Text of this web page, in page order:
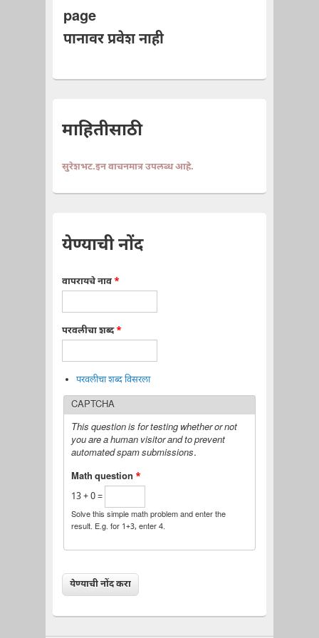
page
पानावर प्रवेश नाही
माहितीसाठी
सुरेशभट.इन वाचनमात्र उपलब्ध आहे.
येण्याची नोंद
वापरायचे नाव *
परवलीचा शब्द*
परवलीचा शब्द विसरला
CAPTCHA
This question is for testing whether or not
you are a human visitor and to prevent
automated spam submissions.
Math question *
13 + 0 =
Solve this simple math problem and enter the
result. E.g. for 1+3, enter 4.